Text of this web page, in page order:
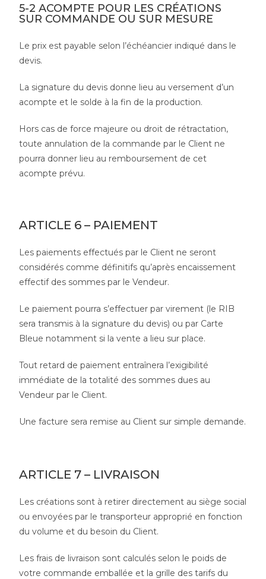
5-2 ACOMPTE POUR LES CRÉATIONS
SUR COMMANDE OU SUR MESURE
Le prix est payable selon l’échéancier indiqué dans le
devis.
La signature du devis donne lieu au versement d’un
acompte et le solde à la fin de la production.
Hors cas de force majeure ou droit de rétractation,
toute annulation de la commande par le Client ne
pourra donner lieu au remboursement de cet
acompte prévu.
ARTICLE 6 – PAIEMENT
Les paiements effectués par le Client ne seront
considérés comme définitifs qu’après encaissement
effectif des sommes par le Vendeur.
Le paiement pourra s’effectuer par virement (le RIB
sera transmis à la signature du devis) ou par Carte
Bleue notamment si la vente a lieu sur place.
Tout retard de paiement entraînera l’exigibilité
immédiate de la totalité des sommes dues au
Vendeur par le Client.
Une facture sera remise au Client sur simple demande.
ARTICLE 7 – LIVRAISON
Les créations sont à retirer directement au siège social
ou envoyées par le transporteur approprié en fonction
du volume et du besoin du Client.
Les frais de livraison sont calculés selon le poids de
votre commande emballée et la grille des tarifs du